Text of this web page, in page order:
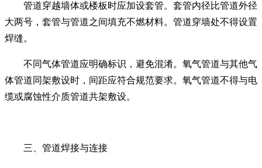
管道穿越墙体或楼板时应加设套管。套管内径比管道外径
大两号，套管与管道之间填充不燃材料。管道穿墙处不得设置
焊缝。
不同气体管道应明确标识，避免混淆。氧气管道与其他气
体管道同架敷设时，间距应符合规范要求。氧气管道不得与电
缆或腐蚀性介质管道共架敷设。
三、管道焊接与连接